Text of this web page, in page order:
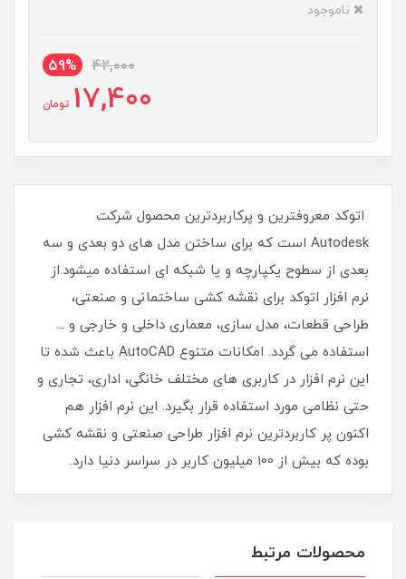
ناموجود
42,000
59%
17,400 تومان
اتوکد معروفترین و پرکاربردترین محصول شرکت
Autodesk است که برای ساختن مدل های دو بعدی و سه
بعدی از سطوح یکپارچه و یا شبکه ای استفاده میشود.از
نرم افزار اتوکد برای نقشه کشی ساختمانی و صنعتی،
طراحی قطعات، مدل سازی، معماری داخلی و خارجی و ...
استفاده می گردد. امکانات متنوع AutoCAD باعث شده تا
این نرم افزار در کاربری های مختلف خانگی، اداری، تجاری و
حتی نظامی مورد استفاده قرار بگیرد. این نرم افزار هم
اکنون پر کاربردترین نرم افزار طراحی صنعتی و نقشه کشی
بوده که بیش از 100 میلیون کاربر در سراسر دنیا دارد.
محصولات مرتبط